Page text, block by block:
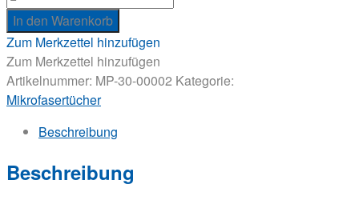
In den Warenkorb
Zum Merkzettel hinzufügen
Zum Merkzettel hinzufügen
Artikelnummer: MP-30-00002 Kategorie:
Mikrofasertücher
Beschreibung
Beschreibung